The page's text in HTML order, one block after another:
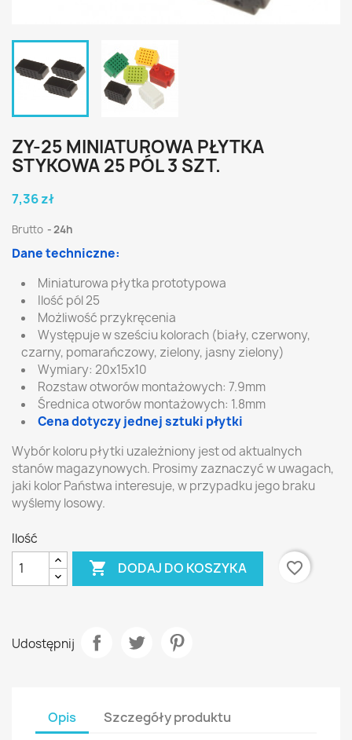
ZY-25 MINIATUROWA PŁYTKA
STYKOWA 25 PÓL 3 SZT.
7,36 zł
Brutto 24h
Dane techniczne:
Miniaturowa płytka prototypowa
Ilość pól 25
Możliwość przykręcenia
Występuje w sześciu kolorach (biały, czerwony,
czarny, pomarańczowy, zielony, jasny zielony)
Wymiary: 20x15x10
Rozstaw otworów montażowych: 7.9mm
Średnica otworów montażowych: 1.8mm
Cena dotyczy jednej sztuki płytki
Wybór koloru płytki uzależniony jest od aktualnych
stanów magazynowych. Prosimy zaznaczyć w uwagach,
jaki kolor Państwa interesuje, w przypadku jego braku
wyślemy losowy.
Ilość
 DODAJ DO KOSZYKA favorite_border
Udostępnij
Opis Szczegóły produktu